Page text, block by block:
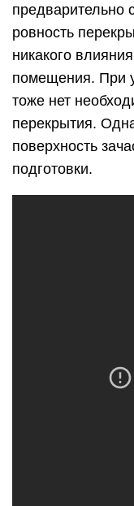
предварительно
ровность
никакого
помещения. При
тоже нет
перекрытия.
поверхность
подготовки.